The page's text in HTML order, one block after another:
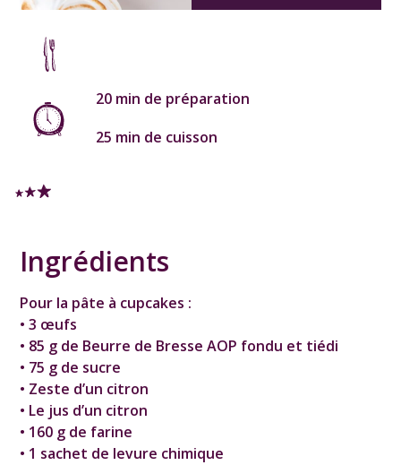
20 min de préparation
25 min de cuisson
Ingrédients
Pour la pâte à cupcakes :
• 3 œufs
• 85 g de Beurre de Bresse AOP fondu et tiédi
• 75 g de sucre
• Zeste d’un citron
• Le jus d’un citron
• 160 g de farine
• 1 sachet de levure chimique